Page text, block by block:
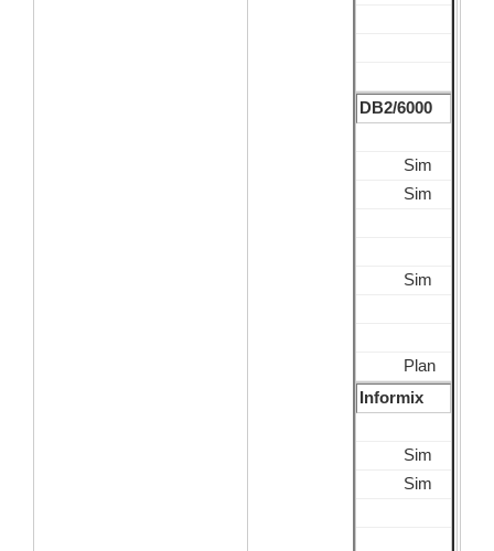
DB2/6000
Sim
Sim
Sim
Plan
Informix
Sim
Sim